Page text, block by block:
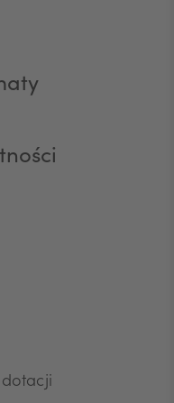
dotacji